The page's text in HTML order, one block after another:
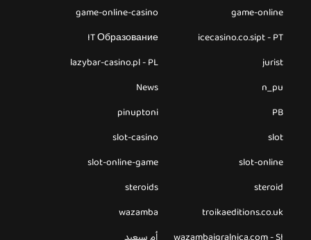
game-online
game-online-casino
icecasino.co.sipt - PT
IT Образование
jurist
lazybar-casino.pl - PL
n_pu
News
PB
pinuptoni
slot
slot-casino
slot-online
slot-online-game
steroid
steroids
troikaeditions.co.uk
wazamba